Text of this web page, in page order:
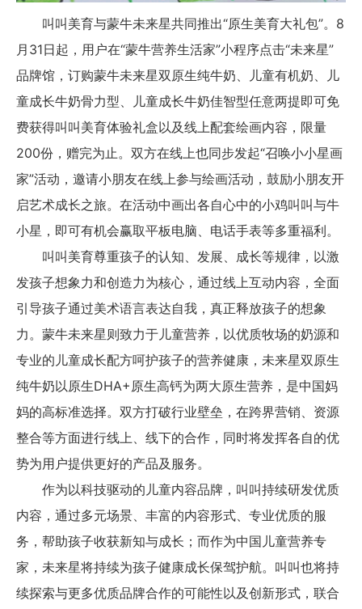
叫叫美育与蒙牛未来星共同推出“原生美育大礼包”。8
月31日起，用户在“蒙牛营养生活家”小程序点击“未来星”
品牌馆，订购蒙牛未来星双原生纯牛奶、儿童有机奶、儿
童成长牛奶骨力型、儿童成长牛奶佳智型任意两提即可免
费获得叫叫美育体验礼盒以及线上配套绘画内容，限量
200份，赠完为止。双方在线上也同步发起“召唤小小星画
家”活动，邀请小朋友在线上参与绘画活动，鼓励小朋友开
启艺术成长之旅。在活动中画出各自心中的小鸡叫叫与牛
小星，即可有机会赢取平板电脑、电话手表等多重福利。
叫叫美育尊重孩子的认知、发展、成长等规律，以激
发孩子想象力和创造力为核心，通过线上互动内容，全面
引导孩子通过美术语言表达自我，真正释放孩子的想象
力。蒙牛未来星则致力于儿童营养，以优质牧场的奶源和
专业的儿童成长配方呵护孩子的营养健康，未来星双原生
纯牛奶以原生DHA+原生高钙为两大原生营养，是中国妈
妈的高标准选择。双方打破行业壁垒，在跨界营销、资源
整合等方面进行线上、线下的合作，同时将发挥各自的优
势为用户提供更好的产品及服务。
作为以科技驱动的儿童内容品牌，叫叫持续研发优质
内容，通过多元场景、丰富的内容形式、专业优质的服
务，帮助孩子收获新知与成长；而作为中国儿童营养专
家，未来星将持续为孩子健康成长保驾护航。叫叫也将持
续探索与更多优质品牌合作的可能性以及创新形式，联合